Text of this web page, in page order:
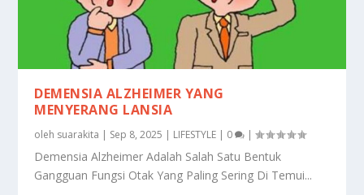
DEMENSIA ALZHEIMER YANG
MENYERANG LANSIA
oleh suarakita | Sep 8, 2025 | LIFESTYLE | 0 |
Demensia Alzheimer Adalah Salah Satu Bentuk
Gangguan Fungsi Otak Yang Paling Sering Di Temui...